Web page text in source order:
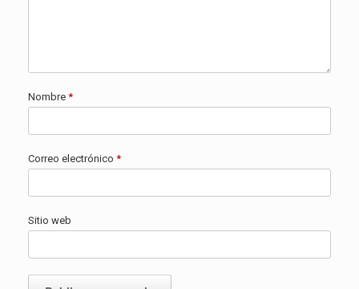
Nombre *
Correo electrónico *
Sitio web